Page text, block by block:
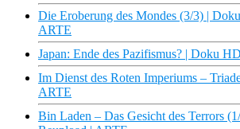
Die Eroberung des Mondes (3/3) |
ARTE
Japan: Ende des Pazifismus? | Doku
Im Dienst des Roten Imperiums –
ARTE
Bin Laden – Das Gesicht des Terrors